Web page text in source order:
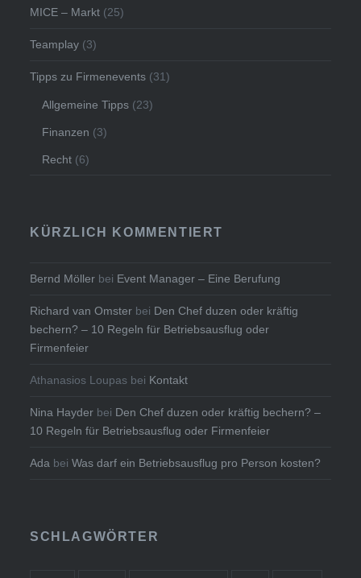
MICE – Markt (25)
Teamplay (3)
Tipps zu Firmenevents (31)
Allgemeine Tipps (23)
Finanzen (3)
Recht (6)
KÜRZLICH KOMMENTIERT
Bernd Möller bei Event Manager – Eine Berufung
Richard van Omster bei Den Chef duzen oder kräftig
bechern? – 10 Regeln für Betriebsausflug oder
Firmenfeier
Athanasios Loupas bei Kontakt
Nina Hayder bei Den Chef duzen oder kräftig bechern? –
10 Regeln für Betriebsausflug oder Firmenfeier
Ada beiWas darf ein Betriebsausflug pro Person kosten?
SCHLAGWÖRTER